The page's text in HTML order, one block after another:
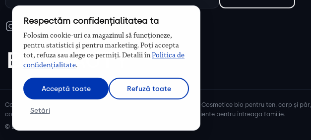
Cosmetice bio și naturale, ulei de argan, ulei de cocos, unt de shea. Cosmetice bio pentru ten, corp și păr,
cosmetice naturale pentru mămici și copii, cosmetice organice eficiente pentru întreaga familie.
© Biobeauty 2026. Toate drepturile rezervate.
Respectăm confidențialitatea ta
Folosim cookie-uri ca magazinul să funcționeze,
pentru statistici și pentru marketing. Poți accepta
tot, refuza sau alege ce permiți. Detalii înPolitica de
confidențialitate.
Acceptă toate Refuză toate
Setări